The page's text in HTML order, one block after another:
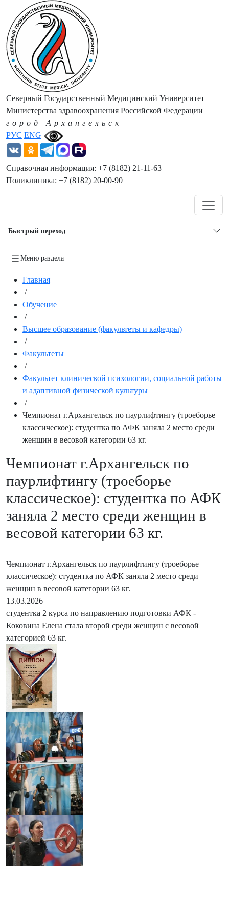
РУС ENG
Северный Государственный Медицинский Университет
Министерства здравоохранения Российской Федерации
город Архангельск
Справочная информация: +7 (8182) 21-11-63
Поликлиника: +7 (8182) 20-00-90
Быстрый переход
Меню раздела
Главная
/
Обучение
/
Высшее образование (факультеты и кафедры)
/
Факультеты
/
Факультет клинической психологии, социальной работы
и адаптивной физической культуры
/
Чемпионат г.Архангельск по паурлифтингу (троеборье
классическое): студентка по АФК заняла 2 место среди
женщин в весовой категории 63 кг.
Чемпионат г.Архангельск по
паурлифтингу (троеборье
классическое): студентка по АФК
заняла 2 место среди женщин в
весовой категории 63 кг.
Чемпионат г.Архангельск по паурлифтингу (троеборье
классическое): студентка по АФК заняла 2 место среди
женщин в весовой категории 63 кг.
13.03.2026
студентка 2 курса по направлению подготовки АФК -
Коковина Елена стала второй среди женщин с весовой
категорией 63 кг.